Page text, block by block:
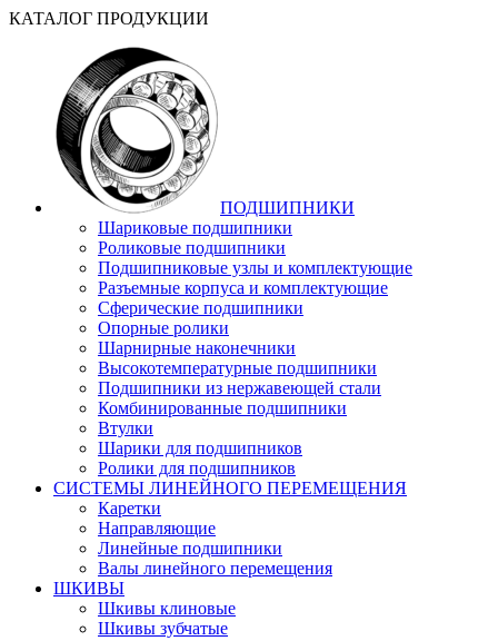
КАТАЛОГ ПРОДУКЦИИ
ПОДШИПНИКИ
Шариковые подшипники
Роликовые подшипники
Подшипниковые узлы и комплектующие
Разъемные корпуса и комплектующие
Сферические подшипники
Опорные ролики
Шарнирные наконечники
Высокотемпературные подшипники
Подшипники из нержавеющей стали
Комбинированные подшипники
Втулки
Шарики для подшипников
Ролики для подшипников
СИСТЕМЫ ЛИНЕЙНОГО ПЕРЕМЕЩЕНИЯ
Каретки
Направляющие
Линейные подшипники
Валы линейного перемещения
ШКИВЫ
Шкивы клиновые
Шкивы зубчатые